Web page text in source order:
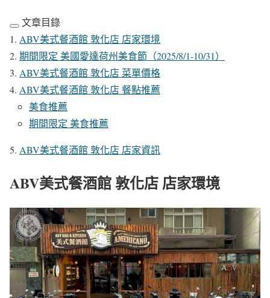
文章目錄
ABV美式餐酒館 敦化店 店家環境
期間限定 美國愛達荷州美食節（2025/8/1-10/31）
ABV美式餐酒館 敦化店 菜單價格
ABV美式餐酒館 敦化店 餐點推薦
美食推薦
期間限定 美食推薦
ABV美式餐酒館 敦化店 店家資訊
ABV美式餐酒館 敦化店 店家環境